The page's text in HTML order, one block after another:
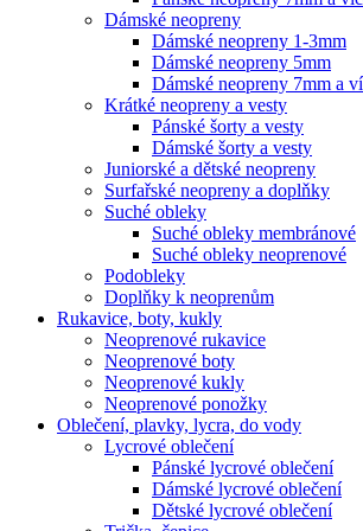
Dámské neopreny
Dámské neopreny 1-3mm
Dámské neopreny 5mm
Dámské neopreny 7mm a
Krátké neopreny a vesty
Pánské šorty a vesty
Dámské šorty a vesty
Juniorské a dětské neopreny
Surfařské neopreny a doplňky
Suché obleky
Suché obleky membránové
Suché obleky neoprenové
Podobleky
Doplňky k neoprenům
Rukavice, boty, kukly
Neoprenové rukavice
Neoprenové boty
Neoprenové kukly
Neoprenové ponožky
Oblečení, plavky, lycra, do vody
Lycrové oblečení
Pánské lycrové oblečení
Dámské lycrové oblečení
Dětské lycrové oblečení